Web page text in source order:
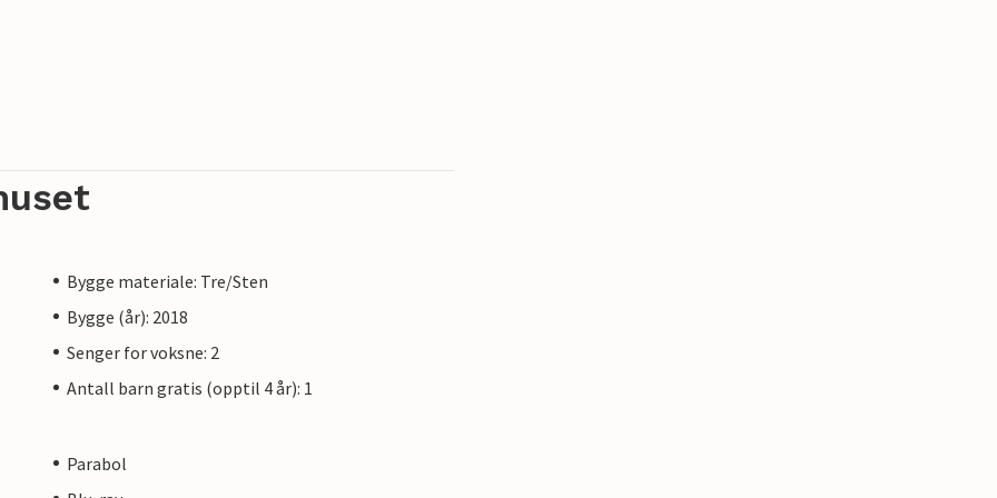
Strand, bading, vannsport og eventyr rett
kan variere.
172
Bygge materiale: Tre/Sten
Bygge (år): 2018
Senger for voksne: 2
Antall barn gratis (opptil 4 år): 1
Parabol